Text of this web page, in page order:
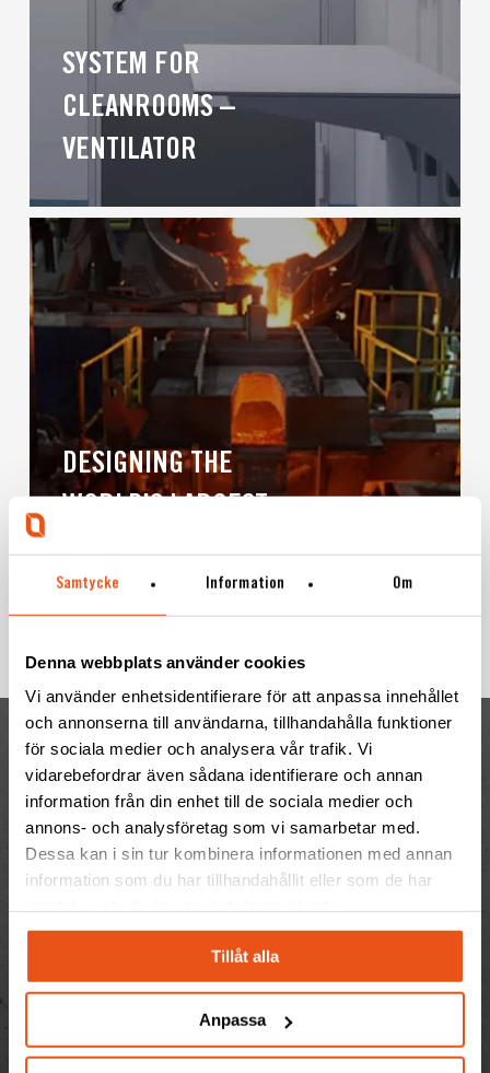
Samtycke Information Om
Denna webbplats använder cookies
Vi använder enhetsidentifierare för att anpassa innehållet
och annonserna till användarna, tillhandahålla funktioner
för sociala medier och analysera vår trafik. Vi
vidarebefordrar även sådana identifierare och annan
information från din enhet till de sociala medier och
annons- och analysföretag som vi samarbetar med.
Dessa kan i sin tur kombinera informationen med annan
information som du har tillhandahållit eller som de har
Tillåt alla
Anpassa
SYSTEM FOR
CLEANROOMS –
VENTILATOR
DESIGNING THE
GRANULATION PLANT –
UHT
CONTACT US
Tel: +46 (0)8 120 88 600
Fax: +46 (0)8 792 03 51